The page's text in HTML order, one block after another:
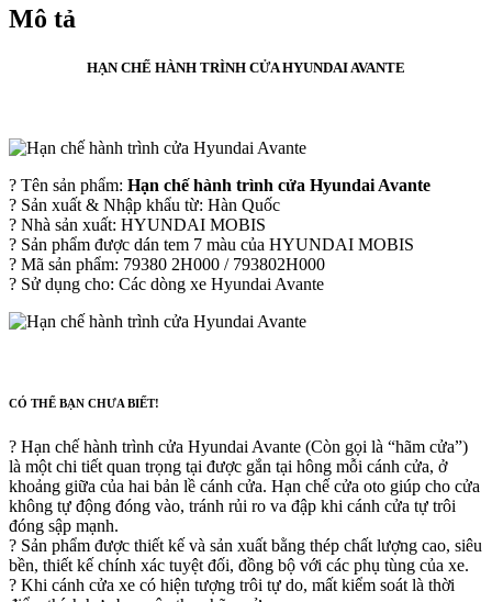
Mô tả
HẠN CHẾ HÀNH TRÌNH CỬA HYUNDAI AVANTE
? Tên sản phẩm: Hạn chế hành trình cửa Hyundai Avante
? Sản xuất & Nhập khẩu từ: Hàn Quốc
? Nhà sản xuất: HYUNDAI MOBIS
? Sản phẩm được dán tem 7 màu của HYUNDAI MOBIS
? Mã sản phẩm: 79380 2H000 / 793802H000
? Sử dụng cho: Các dòng xe Hyundai Avante
CÓ THỂ BẠN CHƯA BIẾT!
? Hạn chế hành trình cửa Hyundai Avante (Còn gọi là “hãm cửa”)
là một chi tiết quan trọng tại được gắn tại hông mỗi cánh cửa, ở
khoảng giữa của hai bản lề cánh cửa. Hạn chế cửa oto giúp cho cửa
không tự động đóng vào, tránh rủi ro va đập khi cánh cửa tự trôi
đóng sập mạnh.
? Sản phẩm được thiết kế và sản xuất bằng thép chất lượng cao, siêu
bền, thiết kế chính xác tuyệt đối, đồng bộ với các phụ tùng của xe.
? Khi cánh cửa xe có hiện tượng trôi tự do, mất kiểm soát là thời